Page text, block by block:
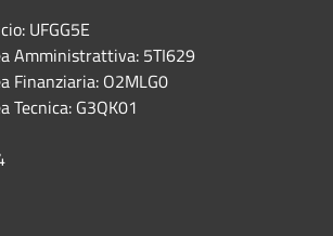
UFGG5E
Amministrattiva: 5TI629
Finanziaria: O2MLG0
Tecnica: G3QK01